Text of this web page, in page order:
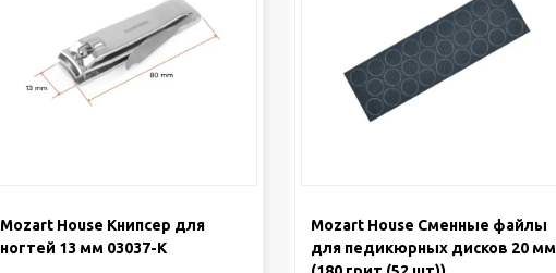
Mozart House Книпсер для
ногтей 13 мм 03037-К
Mozart House Сменные файлы
для педикюрных дисков 20 мм